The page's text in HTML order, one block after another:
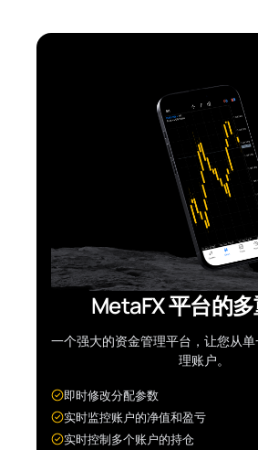
MetaFX 平台的
一个强大的资金管理平台，让您从
理账户。
即时修改分配参数
实时监控账户的净值和盈亏
实时控制多个账户的持仓